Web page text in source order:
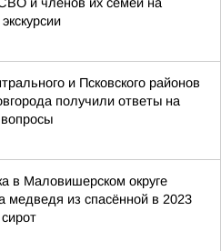
и Псковского районов
получили ответы на
в Маловишерском округе
медведя из спасённой в 2023